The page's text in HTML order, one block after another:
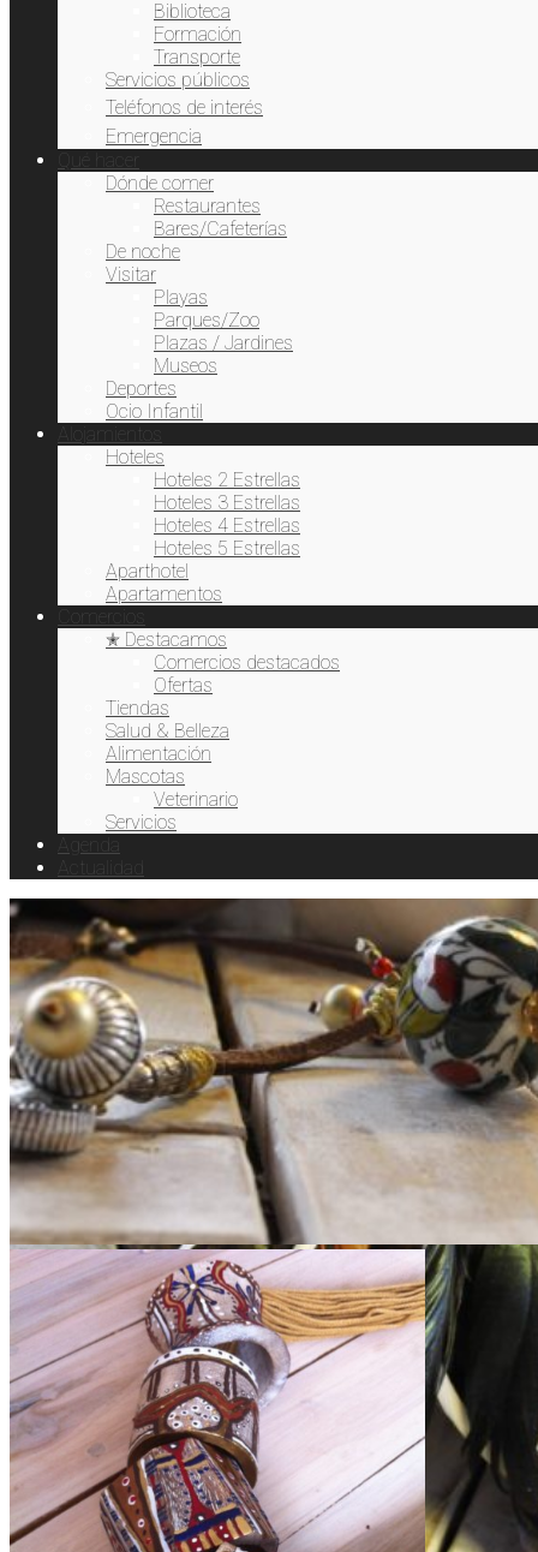
Biblioteca
Formación
Transporte
Servicios públicos
Teléfonos de interés
Emergencia
Qué hacer
Dónde comer
Restaurantes
Bares/Cafeterías
De noche
Visitar
Playas
Parques/Zoo
Plazas / Jardines
Museos
Deportes
Ocio Infantil
Alojamientos
Hoteles
Hoteles 2 Estrellas
Hoteles 3 Estrellas
Hoteles 4 Estrellas
Hoteles 5 Estrellas
Aparthotel
Apartamentos
Comercios
✭ Destacamos
Comercios destacados
Ofertas
Tiendas
Salud & Belleza
Alimentación
Mascotas
Veterinario
Servicios
Agenda
Actualidad